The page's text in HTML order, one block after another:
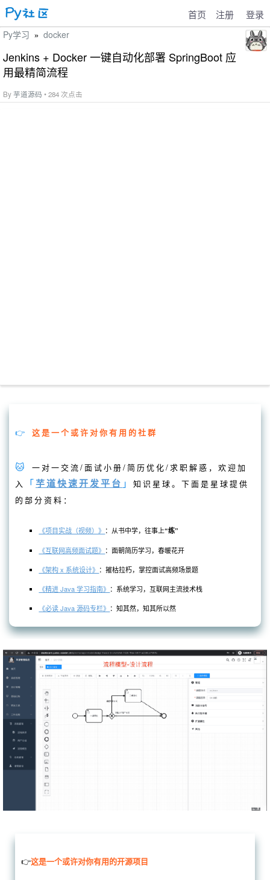
首页 注册 登录
Py学习 » docker
Jenkins + Docker 一键自动化部署 SpringBoot 应
用最精简流程
By芋道源码 • 284 次点击
👉 这是一个或许对你有用 的社群
🐱 一对一交流/面试小册/简历优化/求职解惑，欢迎加
入
「芋道快速开发平台 」 知识星球。 下面是星球提供
的部分资料：
《项目实战（视频）》 ：从书中学，往事上“练”
《互联网高频面试题》 ：面朝简历学习，春暖花开
《架构 x 系统设计》 ：摧枯拉朽，掌控面试高频场景题
《精进 Java 学习指南》 ：系统学习，互联网主流技术栈
《必读 Java 源码专栏》 ：知其然，知其所以然
👉这是一个或许对你有用的开源项目